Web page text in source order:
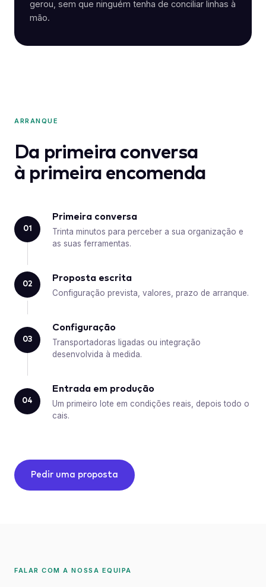
gerou, sem que ninguém tenha de conciliar linhas à
mão.
ARRANQUE
Da primeira conversa
à primeira encomenda
Primeira conversa
Trinta minutos para perceber a sua organização e
as suas ferramentas.
01
Proposta escrita
Configuração prevista, valores, prazo de arranque.
02
Configuração
Transportadoras ligadas ou integração
desenvolvida à medida.
03
Entrada em produção
Um primeiro lote em condições reais, depois todo o
cais.
04
Pedir uma proposta
FALAR COM A NOSSA EQUIPA